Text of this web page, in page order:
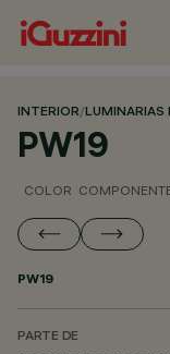
INTERIOR/LUMINARIAS
PW19
COLOR
PW19
PARTE DE